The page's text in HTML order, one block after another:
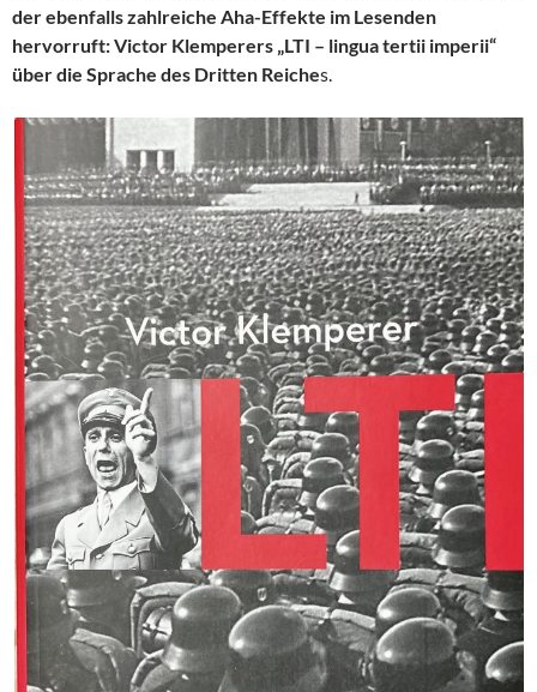
der ebenfalls zahlreiche Aha-Effekte im Lesenden
hervorruft: Victor Klemperers „LTI – lingua tertii imperii“
über die Sprache des Dritten Reiches.